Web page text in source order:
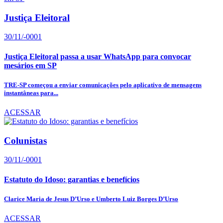
Justiça Eleitoral
30/11/-0001
Justiça Eleitoral passa a usar WhatsApp para convocar
mesários em SP
TRE-SP começou a enviar comunicações pelo aplicativo de mensagens
instantâneas para...
ACESSAR
Colunistas
30/11/-0001
Estatuto do Idoso: garantias e benefícios
Clarice Maria de Jesus D’Urso e Umberto Luiz Borges D’Urso
ACESSAR